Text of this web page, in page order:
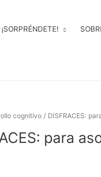
¡SORPRÉNDETE!
cognitivo/ DISFRACES:
para